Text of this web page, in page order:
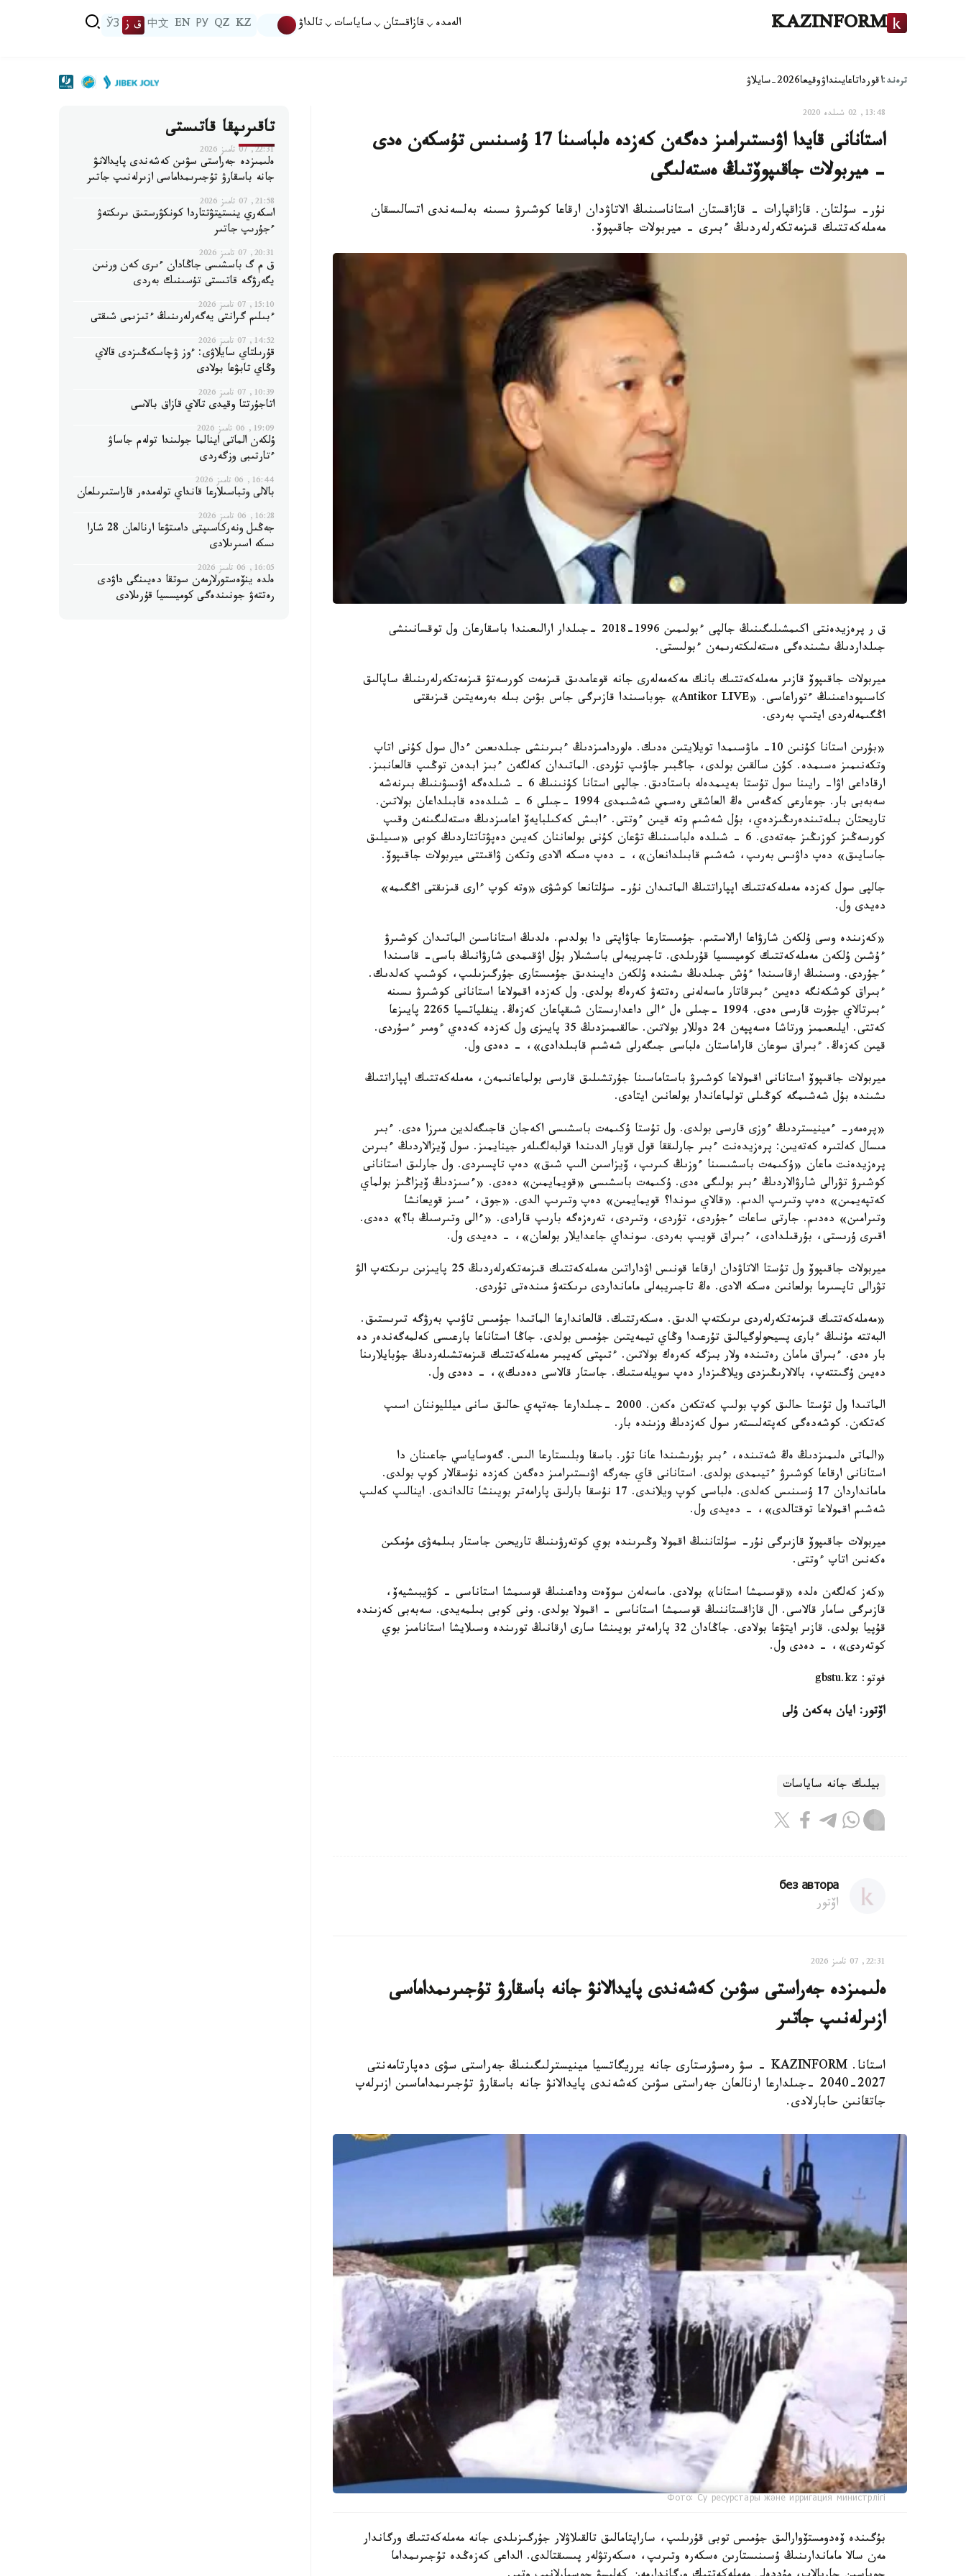
KAZINFORM الەمدە قازاقستان ساياسات تالداۋ KZ
QZ
РУ
EN
中文 ق ز ЎЗ
ترەند:اقورداتاعايىنداۋوقيعا2026-سايلاۋ
13:48, 02 شىلدە 2020
استانانى قايدا اۋىستىرامىز دەگەن كەزدە ەلباسىنا 17 ۇسىنىس تۇسكەن ەدى
- ميربولات جاقىپوۆتىڭ ەستەلىگى
نۇر- سۇلتان. قازاقپارات - قازاقستان استاناسىنىڭ الاتاۋدان ارقاعا كوشىرۋ ىسىنە بەلسەندى اتسالىسقان
مەملەكەتتىك قىزمەتكەرلەردىڭ ءبىرى - ميربولات جاقىپوۆ.
ق ر پرەزيدەنتى اكىمشىلىگىنىڭ جالپى ءبولىمىن 1996-2018 -جىلدار ارالىعىندا باسقارعان ول توقسانىنشى
جىلداردىڭ ىشىندەگى ەستەلىكتەرىمەن ءبولىستى.
ميربولات جاقىپوۆ قازىر مەملەكەتتىك بانك مەكەمەلەرى جانە قوعامدىق قىزمەت كورسەتۋ قىزمەتكەرلەرىنىڭ ساپالىق
كاسىپوداعىنىڭ ءتوراعاسى. «Antikor LIVE» جوباسىندا قازىرگى جاس بۋىن بىلە بەرمەيتىن قىزىقتى
اڭگىمەلەردى ايتىپ بەردى.
«بۇرىن استانا كۇنىن 10- ماۋسىمدا تويلايتىن ەدىك. ەلوردامىزدىڭ ءبىرىنشى جىلدىعىن ءدال سول كۇنى اتاپ
وتكەنىمىز ەسىمدە. كۇن سالقىن بولدى، جاڭبىر جاۋىپ تۇردى. الماتىدان كەلگەن ءبىز ابدەن توڭىپ قالعانبىز.
ارقاداعى اۋا- رايىنا سول تۇستا بەيىمدەلە باستادىق. جالپى استانا كۇنىنىڭ 6 - شىلدەگە اۋىسۋىنىڭ بىرنەشە
سەبەبى بار. جوعارعى كەڭەس ەڭ العاشقى رەسمي شەشىمدى 1994 -جىلى 6 - شىلدەدە قابىلداعان بولاتىن.
تاريحتان بىلەتىندەرىڭىزدەي، بۇل شەشىم وتە قيىن ءوتتى. ءابىش كەكىلبايەۆ اعامىزدىڭ ەستەلىگىنەن وقىپ
كورسەڭىز كوزىڭىز جەتەدى. 6 - شىلدە ەلباسىنىڭ تۋعان كۇنى بولعاننان كەيىن دەپۋتاتتاردىڭ كوبى «سىيلىق
جاسايىق» دەپ داۋىس بەرىپ، شەشىم قابىلدانعان»، - دەپ ەسكە الادى وتكەن ۋاقىتتى ميربولات جاقىپوۆ.
جالپى سول كەزدە مەملەكەتتىك اپپاراتتىڭ الماتىدان نۇر- سۇلتانعا كوشۋى «وتە كوپ ءارى قىزىقتى اڭگىمە»
دەيدى ول.
«كەزىندە وسى ۇلكەن شارۋاعا ارالاستىم. جۇمىستارعا جاۋاپتى دا بولدىم. ەلدىڭ استاناسىن الماتىدان كوشىرۋ
ءۇشىن ۇلكەن مەملەكەتتىك كوميسسيا قۇرىلدى. تاجىريبەلى باسشىلار بۇل اۋقىمدى شارۋانىڭ باسى- قاسىندا
ءجۇردى. وسىنىڭ ارقاسىندا ءۇش جىلدىڭ ىشىندە ۇلكەن دايىندىق جۇمىستارى جۇرگىزىلىپ، كوشىپ كەلدىك.
ءبىراق كوشكەنگە دەيىن ءبىرقاتار ماسەلەنى رەتتەۋ كەرەك بولدى. ول كەزدە اقمولاعا استانانى كوشىرۋ ىسىنە
ءبىرتالاي جۇرت قارسى ەدى. 1994 -جىلى ەل ءالى داعدارىستان شىقپاعان كەزەڭ. ينفلياتسيا 2265 پايىزعا
كەتتى. ايلىعىمىز ورتاشا ەسەپپەن 24 دوللار بولاتىن. حالقىمىزدىڭ 35 پايىزى ول كەزدە كەدەي ءومىر ءسۇردى.
قيىن كەزەڭ. ءبىراق سوعان قاراماستان ەلباسى جىگەرلى شەشىم قابىلدادى»، - دەدى ول.
ميربولات جاقىپوۆ استانانى اقمولاعا كوشىرۋ باستاماسىنا جۇرتشىلىق قارسى بولماعانىمەن، مەملەكەتتىك اپپاراتتىڭ
ىشىندە بۇل شەشىمگە كوڭىلى تولماعاندار بولعانىن ايتادى.
«پرەمەر- ءمينيستردىڭ ءوزى قارسى بولدى. ول تۇستا ۇكىمەت باسشىسى اكەجان قاجىگەلدين مىرزا ەدى. ءبىر
مىسال كەلتىرە كەتەيىن: پرەزيدەنت ءبىر جارلىققا قول قويار الدىندا قولبەلگىلەر جينايمىز. سول ۆيزالاردىڭ ءبىرىن
پرەزيدەنت ماعان «ۇكىمەت باسشىسىنا ءوزىڭ كىرىپ، ۆيزاسىن الىپ شىق» دەپ تاپسىردى. ول جارلىق استانانى
كوشىرۋ تۋرالى شارۋالاردىڭ ءبىر بولىگى ەدى. ۇكىمەت باسشىسى «قويمايمىن» دەدى. «ءسىزدىڭ ۆيزاڭىز بولماي
كەتپەيمىن» دەپ وتىرىپ الدىم. «قالاي سوندا؟ قويمايمىن» دەپ وتىرىپ الدى. «جوق، ءسىز قويعانشا
وتىرامىن» دەدىم. جارتى ساعات ءجۇردى، تۇردى، وتىردى، تەرەزەگە بارىپ قارادى. «ءالى وتىرسىڭ با؟» دەدى.
اقىرى ۇرىستى، بۇرقىلدادى، ءبىراق قويىپ بەردى. سونداي جاعدايلار بولعان»، - دەيدى ول.
ميربولات جاقىپوۆ ول تۇستا الاتاۋدان ارقاعا قونىس اۋداراتىن مەملەكەتتىك قىزمەتكەرلەردىڭ 25 پايىزىن ىرىكتەپ الۋ
تۋرالى تاپسىرما بولعانىن ەسكە الادى. ەڭ تاجىريبەلى مامانداردى ىرىكتەۋ مىندەتى تۇردى.
«مەملەكەتتىك قىزمەتكەرلەردى ىرىكتەپ الدىق. ەسكەرتتىك. قالعاندارعا الماتىدا جۇمىس تاۋىپ بەرۋگە تىرىستىق.
البەتتە مۇنىڭ ءبارى پسيحولوگيالىق تۇرعىدا وڭاي تيمەيتىن جۇمىس بولدى. جاڭا استاناعا بارعىسى كەلمەگەندەر دە
بار ەدى. ءبىراق مامان رەتىندە ولار بىزگە كەرەك بولاتىن. ءتىپتى كەيبىر مەملەكەتتىك قىزمەتشىلەردىڭ جۇبايلارىنا
دەيىن ۇگىتتەپ، بالالارىڭىزدى ويلاڭىزدار دەپ سويلەستىك. جاستار قالاسى دەدىك»، - دەدى ول.
الماتىدا ول تۇستا حالىق كوپ بولىپ كەتكەن ەكەن. 2000 -جىلدارعا جەتپەي حالىق سانى ميلليوننان اسىپ
كەتكەن. كوشەدەگى كەپتەلىستەر سول كەزدىڭ وزىندە بار.
«الماتى ەلىمىزدىڭ ەڭ شەتىندە، ءبىر بۇرىشىندا عانا تۇر. باسقا وبلىستارعا الىس. گەوساياسي جاعىنان دا
استانانى ارقاعا كوشىرۋ ءتيىمدى بولدى. استانانى قاي جەرگە اۋىستىرامىز دەگەن كەزدە نۇسقالار كوپ بولدى.
مامانداردان 17 ۇسىنىس كەلدى. ەلباسى كوپ ويلاندى. 17 نۇسقا بارلىق پارامەتر بويىنشا تالداندى. اينالىپ كەلىپ
شەشىم اقمولاعا توقتالدى»، - دەيدى ول.
ميربولات جاقىپوۆ قازىرگى نۇر- سۇلتاننىڭ اقمولا وڭىرىندە بوي كوتەرۋىنىڭ تاريحىن جاستار بىلمەۋى مۇمكىن
ەكەنىن اتاپ ءوتتى.
«كەز كەلگەن ەلدە «قوسىمشا استانا» بولادى. ماسەلەن سوۆەت وداعىنىڭ قوسىمشا استاناسى - كۋيبىشيەۆ،
قازىرگى سامار قالاسى. ال قازاقستاننىڭ قوسىمشا استاناسى - اقمولا بولدى. ونى كوبى بىلمەيدى. سەبەبى كەزىندە
قۇپيا بولدى. قازىر ايتۋعا بولادى. جاڭادان 32 پارامەتر بويىنشا سارى ارقانىڭ تورىندە وسىلايشا استانامىز بوي
كوتەردى»، - دەدى ول.
فوتو: gbstu.kz
اۆتور: ايان بەكەن ۇلى
بيلىك جانە ساياسات
без автора
اۆتور
22:31, 07 تامىز 2026
ەلىمىزدە جەراستى سۋىن كەشەندى پايدالانۋ جانە باسقارۋ تۇجىرىمداماسى
ازىرلەنىپ جاتىر
استانا. KAZINFORM - سۋ رەسۋرستارى جانە يرريگاتسيا مينيسترلىگىنىڭ جەراستى سۋى دەپارتامەنتى
2027-2040 -جىلدارعا ارنالعان جەراستى سۋىن كەشەندى پايدالانۋ جانە باسقارۋ تۇجىرىمداماسىن ازىرلەپ
جاتقانىن حابارلادى.
Фото: Су ресурстары және ирригация министрлігі
بۇگىندە ۆەدومستۆوارالىق جۇمىس توبى قۇرىلىپ، ساراپتامالىق تالقىلاۋلار جۇرگىزىلدى جانە مەملەكەتتىك ورگاندار
مەن سالا ماماندارىنىڭ ۇسىنىستارىن ەسكەرە وتىرىپ، ەسكەرتۋلەر پىسىقتالدى. الداعى كەزەڭدە تۇجىرىمداما
تاقىرىپقا قاتىستى
22:31, 07 تامىز 2026
ەلىمىزدە جەراستى سۋىن كەشەندى پايدالانۋ
جانە باسقارۋ تۇجىرىمداماسى ازىرلەنىپ جاتىر
21:58, 07 تامىز 2026
اسكەري ينستيتۋتتاردا كونكۋرستىق ىرىكتەۋ
ءجۇرىپ جاتىر
20:31, 07 تامىز 2026
ق م گ باسشىسى جاڭادان ءىرى كەن ورنىن
يگەرۋگە قاتىستى تۇسىنىك بەردى
15:10, 07 تامىز 2026
ءبىلىم گرانتى يەگەرلەرىنىڭ ءتىزىمى شىقتى
14:52, 07 تامىز 2026
قۇرىلتاي سايلاۋى: ءوز ۋچاسكەڭىزدى قالاي
وڭاي تابۋعا بولادى
10:39, 07 تامىز 2026
اتاجۇرتتا وقيدى تالاي قازاق بالاسى
19:09, 06 تامىز 2026
ۇلكەن الماتى اينالما جولىندا تولەم جاساۋ
ءتارتىبى وزگەردى
16:44, 06 تامىز 2026
بالالى وتباسىلارعا قانداي تولەمدەر قاراستىرىلعان
16:28, 06 تامىز 2026
جەڭىل ونەركاسىپتى دامىتۋعا ارنالعان 28 شارا
ىسكە اسىرىلادى
16:05, 06 تامىز 2026
ەلدە ينۆەستورلارمەن سوتقا دەيىنگى داۋدى
رەتتەۋ جونىندەگى كوميسسيا قۇرىلادى